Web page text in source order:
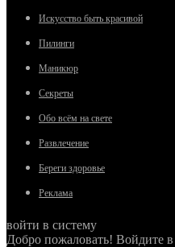
Искусство быть красивой
Пилинги
Маникюр
Секреты
Обо всём на свете
Развлечение
Береги здоровье
Реклама
войти в систему
Добро пожаловать! Войдите